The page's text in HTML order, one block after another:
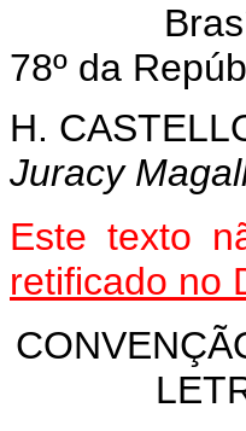
Brasília,
78º da
H.
Juracy
Este texto
retificado no